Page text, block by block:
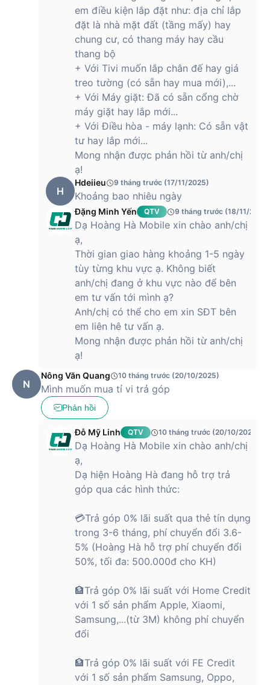
em điều kiện lắp đặt như: địa chỉ lắp
đặt là nhà mặt đất (tầng mấy) hay
chung cư, có thang máy hay cầu
thang bộ
+ Với Tivi muốn lắp chân đế hay giá
treo tường (có sẵn hay mua mới),...
+ Với Máy giặt: Đã có sẵn cổng chờ
máy giặt hay lắp mới...
+ Với Điều hòa - máy lạnh: Có sẵn vật
tư hay lắp mới...
Mong nhận được phản hồi từ anh/chị
ạ!
H
Hdeiieu 9 tháng trước (17/11/2025)
Khoảng bao nhiêu ngày
Đặng Minh Yến QTV 9 tháng trước (18/11/2025)
Dạ Hoàng Hà Mobile xin chào anh/chị
ạ,
Thời gian giao hàng khoảng 1-5 ngày
tùy từng khu vực ạ. Không biết
anh/chị đang ở khu vực nào để bên
em tư vấn tới mình ạ?
Anh/chị có thể cho em xin SĐT bên
em liên hê tư vấn ạ.
Mong nhận được phản hồi từ anh/chị
ạ!
N
Nông Văn Quang 10 tháng trước (20/10/2025)
Mình muốn mua tỉ vi trả góp
Phản hồi
Đỗ Mỹ Linh QTV 10 tháng trước (20/10/2025)
Dạ Hoàng Hà Mobile xin chào anh/chị
ạ,
Dạ hiện Hoàng Hà đang hỗ trợ trả
góp qua các hình thức:
💳Trả góp 0% lãi suất qua thẻ tín dụng
trong 3-6 tháng, phí chuyển đổi 3.6-
5% (Hoàng Hà hỗ trợ phí chuyển đổi
50%, tối đa: 500.000đ cho KH)
🏦Trả góp 0% lãi suất với Home Credit
với 1 số sản phẩm Apple, Xiaomi,
Samsung,...(từ 3M) không phí chuyển
đổi
🏦Trả góp 0% lãi suất với FE Credit
với 1 số sản phẩm Samsung, Oppo,